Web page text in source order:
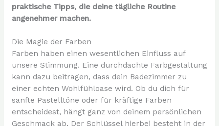
praktische Tipps, die deine tägliche Routine
angenehmer machen.
Die Magie der Farben
Farben haben einen wesentlichen Einfluss auf
unsere Stimmung. Eine durchdachte Farbgestaltung
kann dazu beitragen, dass dein Badezimmer zu
einer echten Wohlfühloase wird. Ob du dich für
sanfte Pastelltöne oder für kräftige Farben
entscheidest, hängt ganz von deinem persönlichen
Geschmack ab. Der Schlüssel hierbei besteht in der